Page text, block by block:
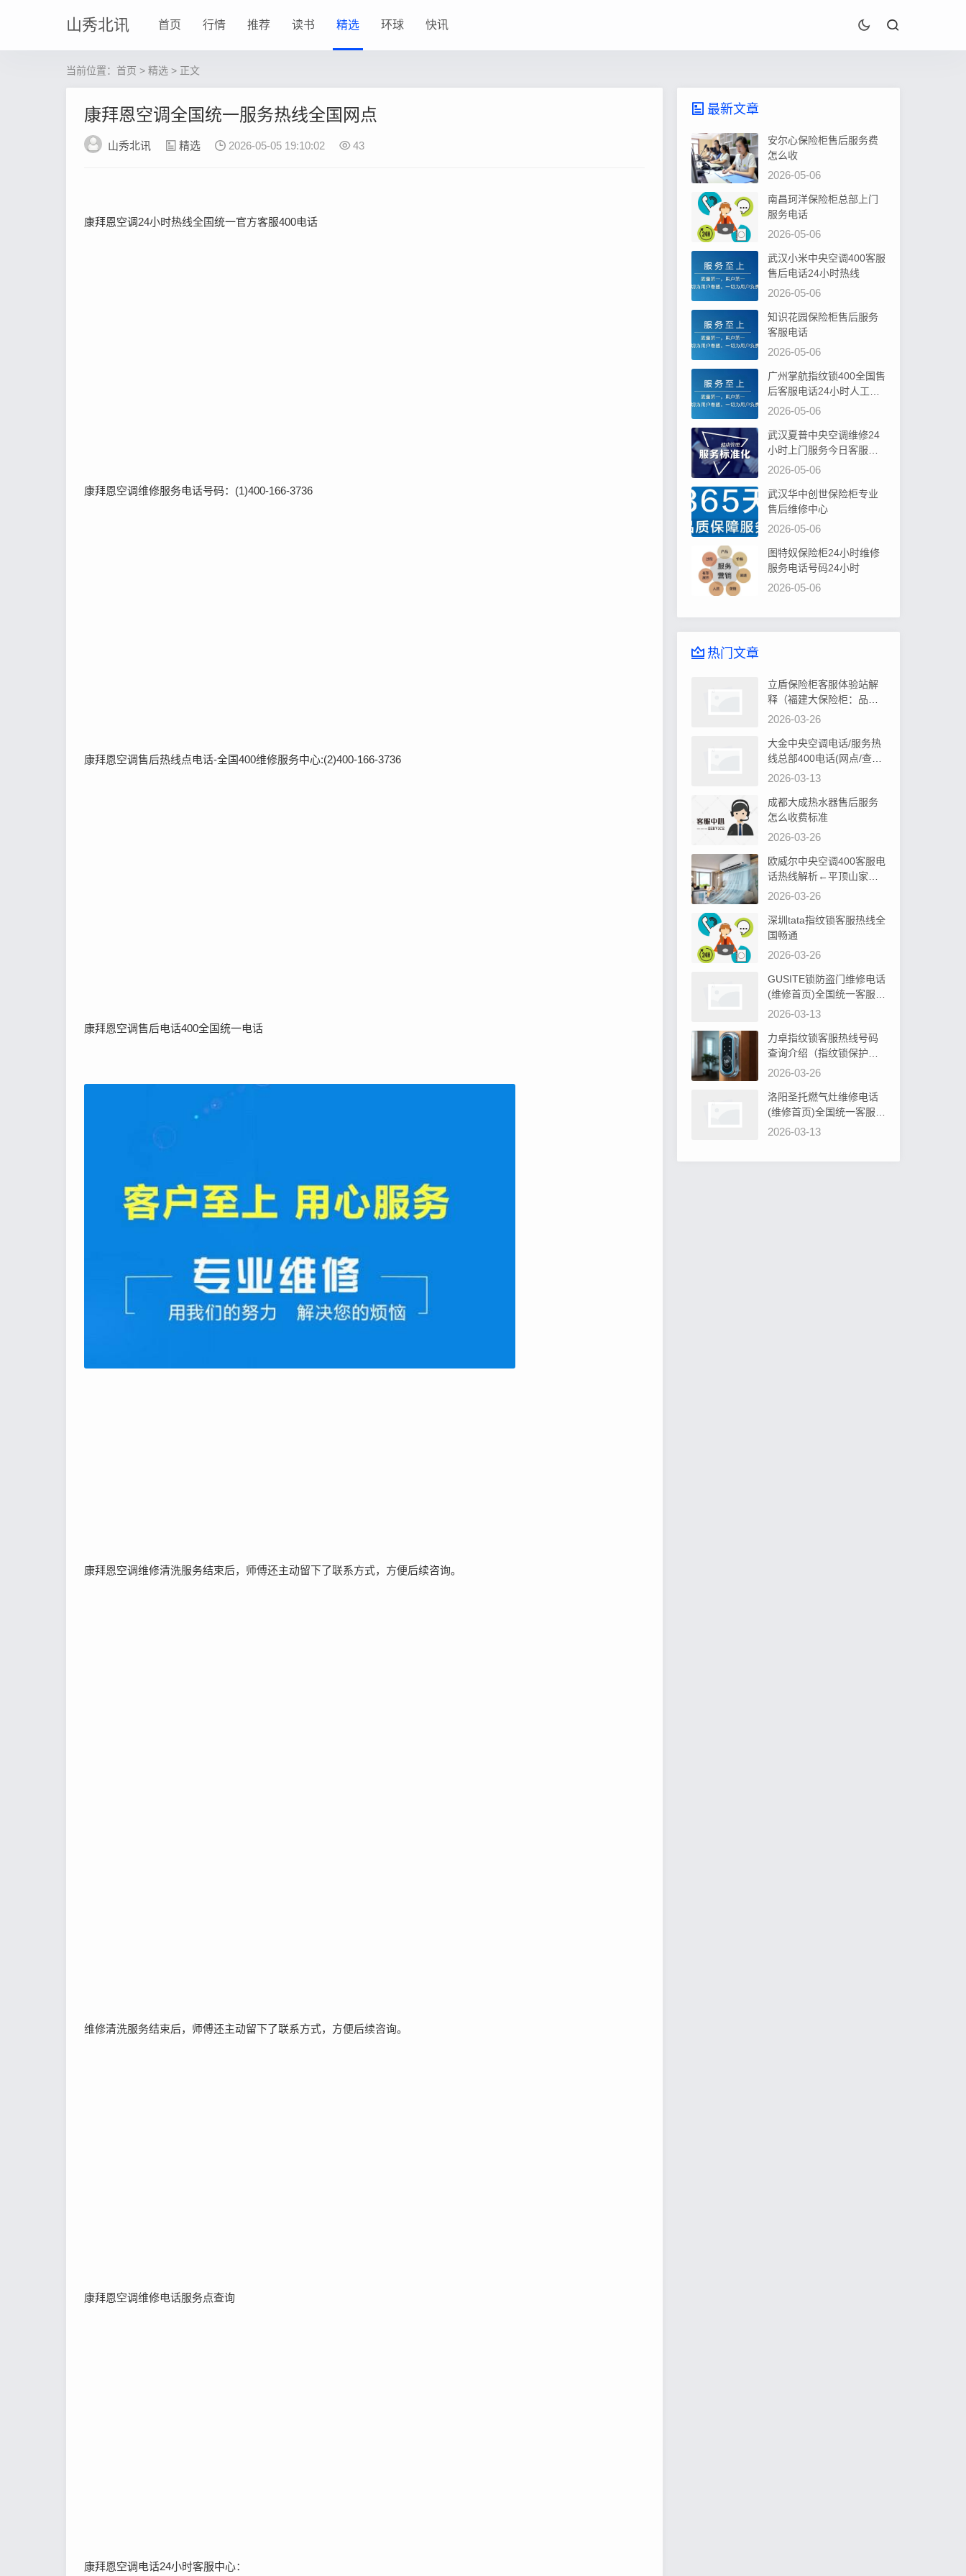
山秀北讯 首页 行情 推荐 读书 精选 环球 快讯
当前位置： 首页 > 精选 > 正文
康拜恩空调全国统一服务热线全国网点
山秀北讯 精选 2026-05-05 19:10:02 43
康拜恩空调24小时热线全国统一官方客服400电话
康拜恩空调维修服务电话号码：(1)400-166-3736
康拜恩空调售后热线点电话-全国400维修服务中心:(2)400-166-3736
康拜恩空调售后电话400全国统一电话
康拜恩空调维修清洗服务结束后，师傅还主动留下了联系方式，方便后续咨询。
维修清洗服务结束后，师傅还主动留下了联系方式，方便后续咨询。
康拜恩空调维修电话服务点查询
康拜恩空调电话24小时客服中心：
最新文章
安尔心保险柜售后服务费
怎么收
2026-05-06
南昌珂洋保险柜总部上门
服务电话
2026-05-06
武汉小米中央空调400客服
售后电话24小时热线
2026-05-06
知识花园保险柜售后服务
客服电话
2026-05-06
广州掌航指纹锁400全国售
后客服电话24小时人工电
话
2026-05-06
武汉夏普中央空调维修24
小时上门服务今日客服热
线
2026-05-06
武汉华中创世保险柜专业
售后维修中心
2026-05-06
图特奴保险柜24小时维修
服务电话号码24小时
2026-05-06
热门文章
立盾保险柜客服体验站解
释（福建大保险柜：品质
卓越，安全可靠首选）
2026-03-26
大金中央空调电话/服务热
线总部400电话(网点/查询)
告诉你大金中央空调控制
2026-03-13
成都大成热水器售后服务
怎么收费标准
2026-03-26
欧威尔中央空调400客服电
话热线解析←平顶山家居
装修，中央空调安装攻略
2026-03-26
深圳tata指纹锁客服热线全
国畅通
2026-03-26
GUSITE锁防盗门维修电话
(维修首页)全国统一客服电
话阐明GUSITE锁防盗门必
2026-03-13
力卓指纹锁客服热线号码
查询介绍（指纹锁保护罩
硅胶：安全防护新选择）
2026-03-26
洛阳圣托燃气灶维修电话
(维修首页)全国统一客服电
话教你圣托燃气灶旋钮无
2026-03-13